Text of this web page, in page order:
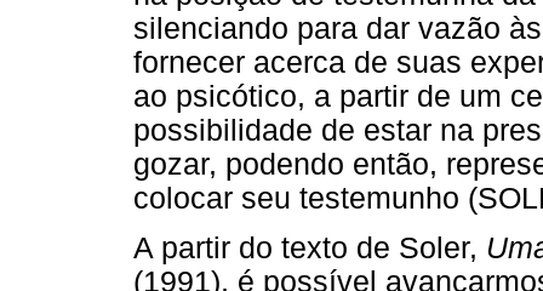
silenciando para dar vazão
fornecer acerca de suas
ao psicótico, a partir de um
possibilidade de estar na
gozar, podendo então,
colocar seu testemunho
A partir do texto de Soler,
(1991), é possível